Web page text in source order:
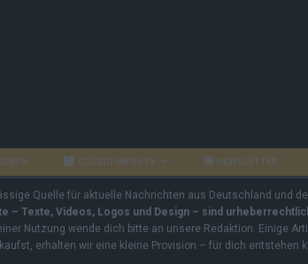
COZMO INFINITY NEWSLETTER
Quelle für aktuelle Nachrichten aus Deutschland und
– Texte, Videos, Logos und Design – sind
Nutzung wende dich bitte an unsere Redaktion. Einige
erhalten wir eine kleine Provision – für dich entstehen